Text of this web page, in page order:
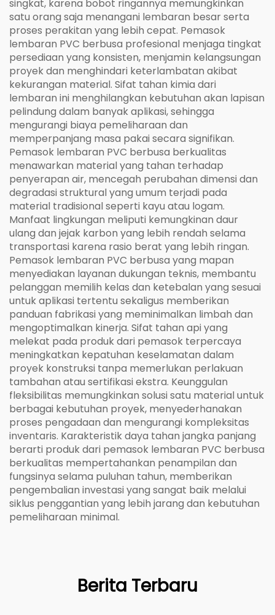
singkat, karena bobot ringannya memungkinkan
satu orang saja menangani lembaran besar serta
proses perakitan yang lebih cepat. Pemasok
lembaran PVC berbusa profesional menjaga tingkat
persediaan yang konsisten, menjamin kelangsungan
proyek dan menghindari keterlambatan akibat
kekurangan material. Sifat tahan kimia dari
lembaran ini menghilangkan kebutuhan akan lapisan
pelindung dalam banyak aplikasi, sehingga
mengurangi biaya pemeliharaan dan
memperpanjang masa pakai secara signifikan.
Pemasok lembaran PVC berbusa berkualitas
menawarkan material yang tahan terhadap
penyerapan air, mencegah perubahan dimensi dan
degradasi struktural yang umum terjadi pada
material tradisional seperti kayu atau logam.
Manfaat lingkungan meliputi kemungkinan daur
ulang dan jejak karbon yang lebih rendah selama
transportasi karena rasio berat yang lebih ringan.
Pemasok lembaran PVC berbusa yang mapan
menyediakan layanan dukungan teknis, membantu
pelanggan memilih kelas dan ketebalan yang sesuai
untuk aplikasi tertentu sekaligus memberikan
panduan fabrikasi yang meminimalkan limbah dan
mengoptimalkan kinerja. Sifat tahan api yang
melekat pada produk dari pemasok terpercaya
meningkatkan kepatuhan keselamatan dalam
proyek konstruksi tanpa memerlukan perlakuan
tambahan atau sertifikasi ekstra. Keunggulan
fleksibilitas memungkinkan solusi satu material untuk
berbagai kebutuhan proyek, menyederhanakan
proses pengadaan dan mengurangi kompleksitas
inventaris. Karakteristik daya tahan jangka panjang
berarti produk dari pemasok lembaran PVC berbusa
berkualitas mempertahankan penampilan dan
fungsinya selama puluhan tahun, memberikan
pengembalian investasi yang sangat baik melalui
siklus penggantian yang lebih jarang dan kebutuhan
pemeliharaan minimal.
Berita Terbaru